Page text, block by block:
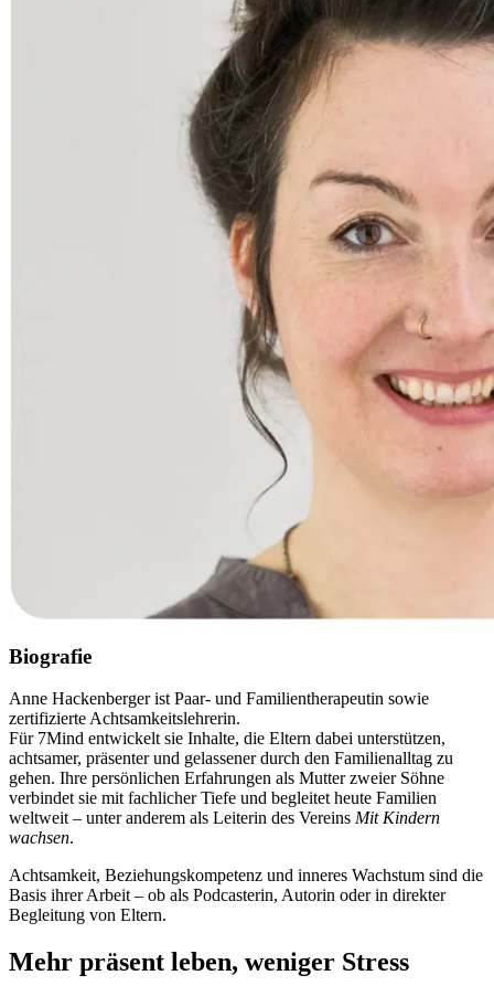
Biografie
Anne Hackenberger ist Paar- und Familientherapeutin sowie
zertifizierte Achtsamkeitslehrerin.
Für 7Mind entwickelt sie Inhalte, die Eltern dabei unterstützen,
achtsamer, präsenter und gelassener durch den Familienalltag zu
gehen. Ihre persönlichen Erfahrungen als Mutter zweier Söhne
verbindet sie mit fachlicher Tiefe und begleitet heute Familien
weltweit – unter anderem als Leiterin des Vereins Mit Kindern
wachsen.
Achtsamkeit, Beziehungskompetenz und inneres Wachstum sind die
Basis ihrer Arbeit – ob als Podcasterin, Autorin oder in direkter
Begleitung von Eltern.
Mehr präsent leben, weniger Stress